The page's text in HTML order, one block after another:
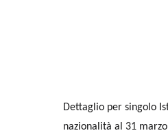
Dettaglio per singolo
nazionalità al 31